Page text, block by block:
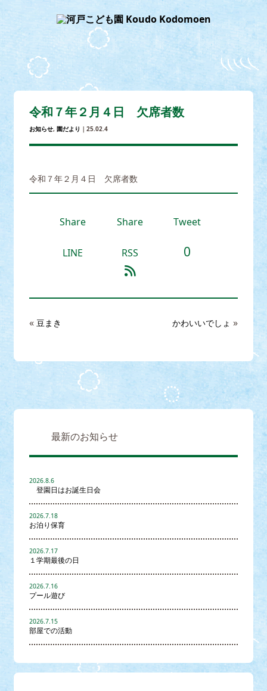
令和７年２月４日 欠席者数
お知らせ, 園だより ｜25.02.4
令和７年２月４日 欠席者数
Share Share Tweet
LINE RSS 0
« 豆まき かわいいでしょ »
最新のお知らせ
登園日はお誕生日会
2026.8.6
お泊り保育
2026.7.18
１学期最後の日
2026.7.17
プール遊び
2026.7.16
部屋での活動
2026.7.15